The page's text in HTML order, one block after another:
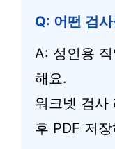
Q: 어떤 검
A: 성인용
해요.
워크넷 검사
후 PDF 저